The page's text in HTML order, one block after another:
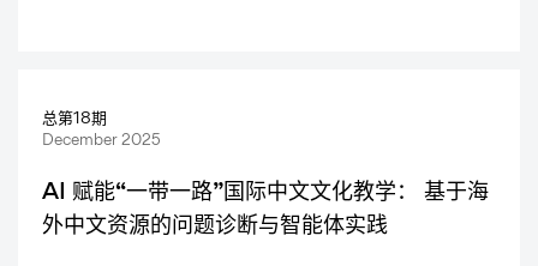
总第18期
December 2025
AI 赋能“一带一路”国际中文文化教学： 基于海
外中文资源的问题诊断与智能体实践